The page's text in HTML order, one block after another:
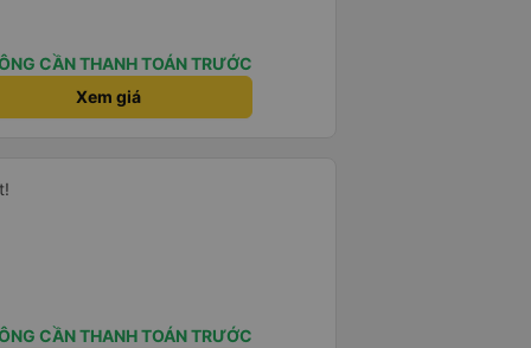
thứ gì đó để che chắn.
CẦN THANH TOÁN TRƯỚC
Xem giá
CẦN THANH TOÁN TRƯỚC